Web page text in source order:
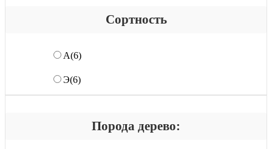
Сортность
А(6)
Э(6)
Порода дерево: